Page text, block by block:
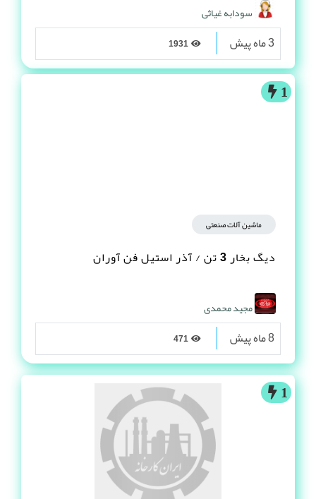
سودابه غیاثی
3 ماه پیش
1
ماشین آلات صنعتی
دیگ بخار 3 تن / آذر استیل فن آوران
مجید محمدی
8 ماه پیش
1